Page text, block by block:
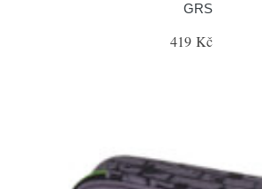
GRS
419 Kč